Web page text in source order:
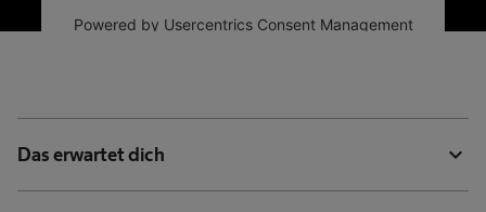
Powered by Usercentrics Consent Management
Das erwartet dich expand_more